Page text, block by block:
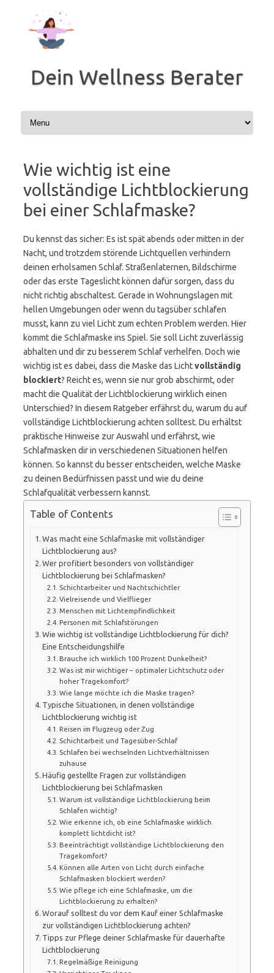
springen
Dein Wellness Berater
Wie wichtig ist eine
vollständige Lichtblockierung
bei einer Schlafmaske?
Du kennst das sicher: Es ist spät abends oder mitten in der
Nacht, und trotzdem störende Lichtquellen verhindern
deinen erholsamen Schlaf. Straßenlaternen, Bildschirme
oder das erste Tageslicht können dafür sorgen, dass du
nicht richtig abschaltest. Gerade in Wohnungslagen mit
hellen Umgebungen oder wenn du tagsüber schlafen
musst, kann zu viel Licht zum echten Problem werden. Hier
kommt die Schlafmaske ins Spiel. Sie soll Licht zuverlässig
abhalten und dir zu besserem Schlaf verhelfen. Doch wie
wichtig ist es dabei, dass die Maske das Lichtvollständig
blockiert? Reicht es, wenn sie nur grob abschirmt, oder
macht die Qualität der Lichtblockierung wirklich einen
Unterschied? In diesem Ratgeber erfährst du, warum du auf
vollständige Lichtblockierung achten solltest. Du erhältst
praktische Hinweise zur Auswahl und erfährst, wie
Schlafmasken dir in verschiedenen Situationen helfen
können. So kannst du besser entscheiden, welche Maske
zu deinen Bedürfnissen passt und wie du deine
Schlafqualität verbessern kannst.
Table of Contents
Was macht eine Schlafmaske mit vollständiger
Lichtblockierung aus?
Wer profitiert besonders von vollständiger
Lichtblockierung bei Schlafmasken?
Schichtarbeiter und Nachtschichtler
Vielreisende und Vielflieger
Menschen mit Lichtempfindlichkeit
Personen mit Schlafstörungen
Wie wichtig ist vollständige Lichtblockierung für dich?
Eine Entscheidungshilfe
Brauche ich wirklich 100 Prozent Dunkelheit?
Was ist mir wichtiger – optimaler Lichtschutz oder
hoher Tragekomfort?
Wie lange möchte ich die Maske tragen?
Typische Situationen, in denen vollständige
Lichtblockierung wichtig ist
Reisen im Flugzeug oder Zug
Schichtarbeit und Tagesüber-Schlaf
Schlafen bei wechselnden Lichtverhältnissen
zuhause
Häufig gestellte Fragen zur vollständigen
Lichtblockierung bei Schlafmasken
Warum ist vollständige Lichtblockierung beim
Schlafen wichtig?
Wie erkenne ich, ob eine Schlafmaske wirklich
komplett lichtdicht ist?
Beeinträchtigt vollständige Lichtblockierung den
Tragekomfort?
Können alle Arten von Licht durch einfache
Schlafmasken blockiert werden?
Wie pflege ich eine Schlafmaske, um die
Lichtblockierung zu erhalten?
Worauf solltest du vor dem Kauf einer Schlafmaske
zur vollständigen Lichtblockierung achten?
Tipps zur Pflege deiner Schlafmaske für dauerhafte
Lichtblockierung
Regelmäßige Reinigung